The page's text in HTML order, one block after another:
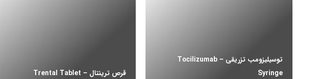
توسیلیزومب تزریقی – Tocilizumab
Syringe
قرص ترینتال – Trental Tablet